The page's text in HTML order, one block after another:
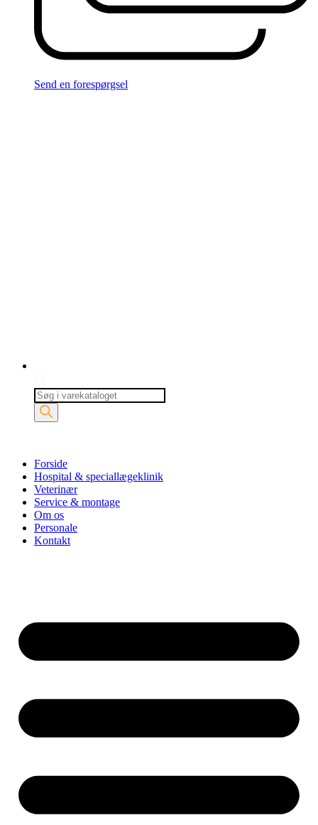
Send en forespørgsel
Products
search
Forside
Hospital & speciallægeklinik
Veterinær
Service & montage
Om os
Personale
Kontakt